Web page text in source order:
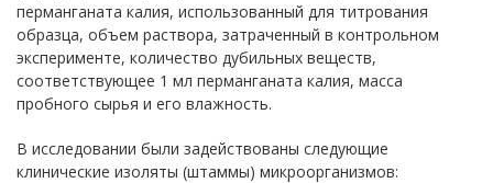
перманганата калия, использованный для титрования
образца, объем раствора, затраченный в контрольном
эксперименте, количество дубильных веществ,
соответствующее 1 мл перманганата калия, масса
пробного сырья и его влажность.
В исследовании были задействованы следующие
клинические изоляты (штаммы) микроорганизмов: